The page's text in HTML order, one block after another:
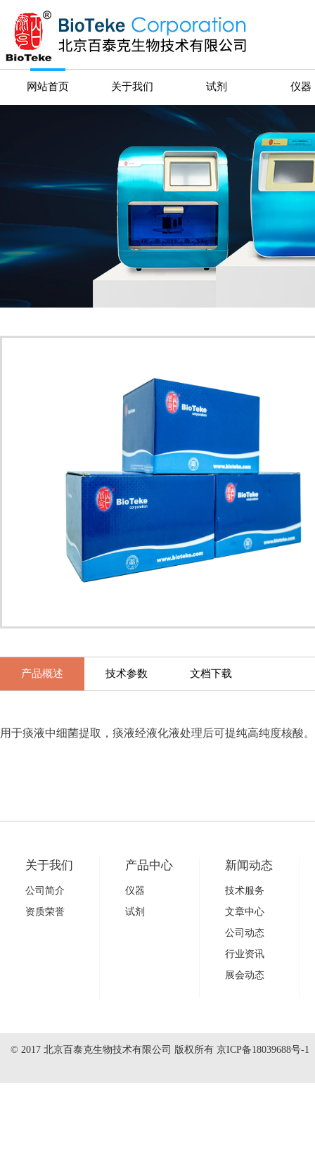
网站首页 关于我们 试剂 仪器
产品概述 技术参数 文档下载
用于痰液中细菌提取，痰液经液化液处理后可提纯高纯度核酸。
关于我们
公司简介
资质荣誉
产品中心
仪器
试剂
新闻动态
技术服务
文章中心
公司动态
行业资讯
展会动态
© 2017 北京百泰克生物技术有限公司 版权所有 京ICP备18039688号-1